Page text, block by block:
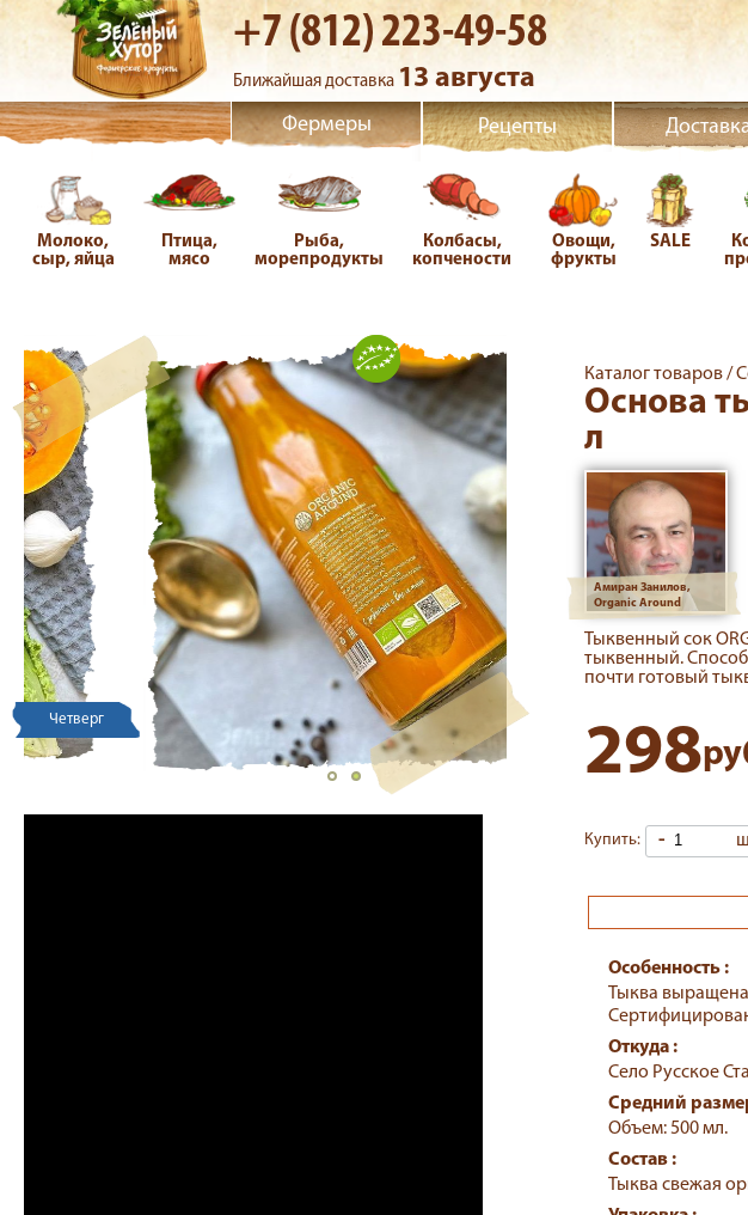
+7 (812) 223-49-58
Ближайшая доставка 13 августа
Фермеры Рецепты
Молоко,
сыр, яйца
Птица,
мясо
Рыба,
морепродукты
Колбасы,
копчености
Овощи,
фрукты
SALE
Четверг
Каталог товаров /
Основа
л
Амиран Занилов,
Organic Around
Тыквенный сок
тыквенный.
почти готовый
298
Купить: -
Особенность :
Тыква
Откуда :
Село Русское
Средний
Объем: 500 мл.
Состав :
Тыква свежая